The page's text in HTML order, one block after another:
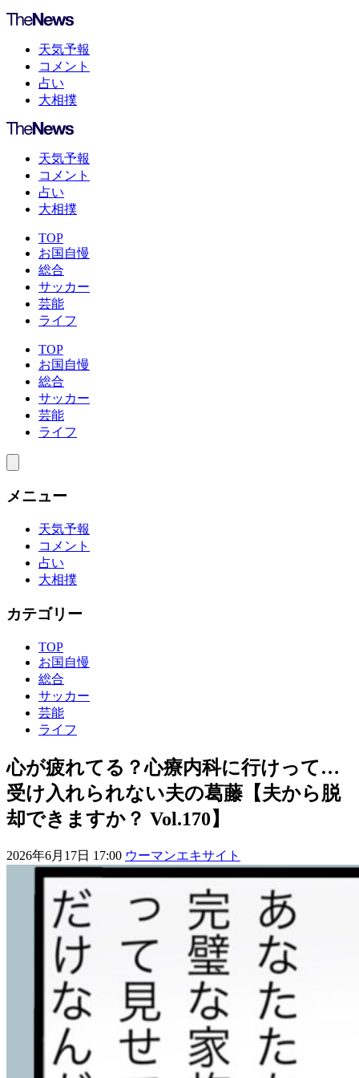
天気予報
コメント
占い
大相撲
天気予報
コメント
占い
大相撲
TOP
お国自慢
総合
サッカー
芸能
ライフ
TOP
お国自慢
総合
サッカー
芸能
ライフ
メニュー
天気予報
コメント
占い
大相撲
カテゴリー
TOP
お国自慢
総合
サッカー
芸能
ライフ
心が疲れてる？心療内科に行けって…
受け入れられない夫の葛藤【夫から脱
却できますか？ Vol.170】
2026年6月17日 17:00 ウーマンエキサイト